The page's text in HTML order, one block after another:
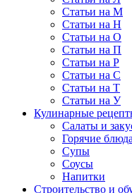
Статьи на М
Статьи на Н
Статьи на О
Статьи на П
Статьи на Р
Статьи на С
Статьи на Т
Статьи на У
Кулинарные
Салаты и
Горячие блюда
Супы
Соусы
Напитки
Строительство и